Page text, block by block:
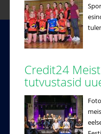
Credit24
tutvustasid